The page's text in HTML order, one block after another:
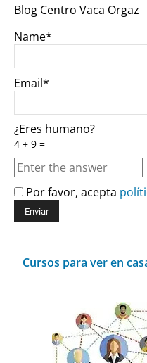
Blog Centro Vaca Orgaz
Name*
Email*
¿Eres humano?
4 + 9 =
Por favor, acepta
Cursos para ver en